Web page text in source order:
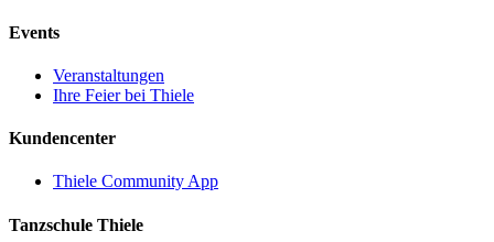
Events
Veranstaltungen
Ihre Feier bei Thiele
Kundencenter
Thiele Community App
Tanzschule Thiele